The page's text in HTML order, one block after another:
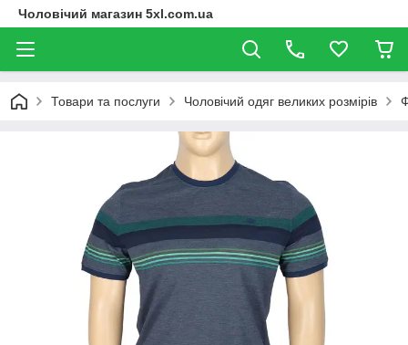
Чоловічий магазин 5xl.com.ua
Товари та послуги Чоловічий одяг великих розмірів